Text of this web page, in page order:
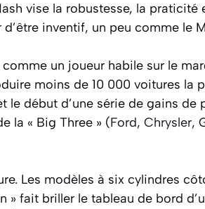
vise la robustesse, la
inventif, un peu comme le
comme un joueur habile sur le
moins de 10 000 voitures la
le début d’une série de gains de
la « Big Three » (Ford, Chrysler,
Les modèles à six cylindres
fait briller le tableau de bord